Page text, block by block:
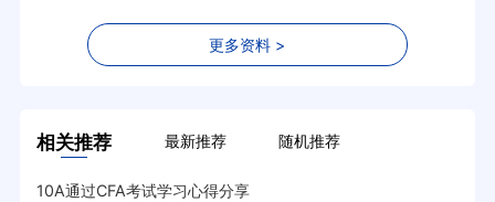
更多资料 >
相关推荐 最新推荐 随机推荐
10A通过CFA考试学习心得分享